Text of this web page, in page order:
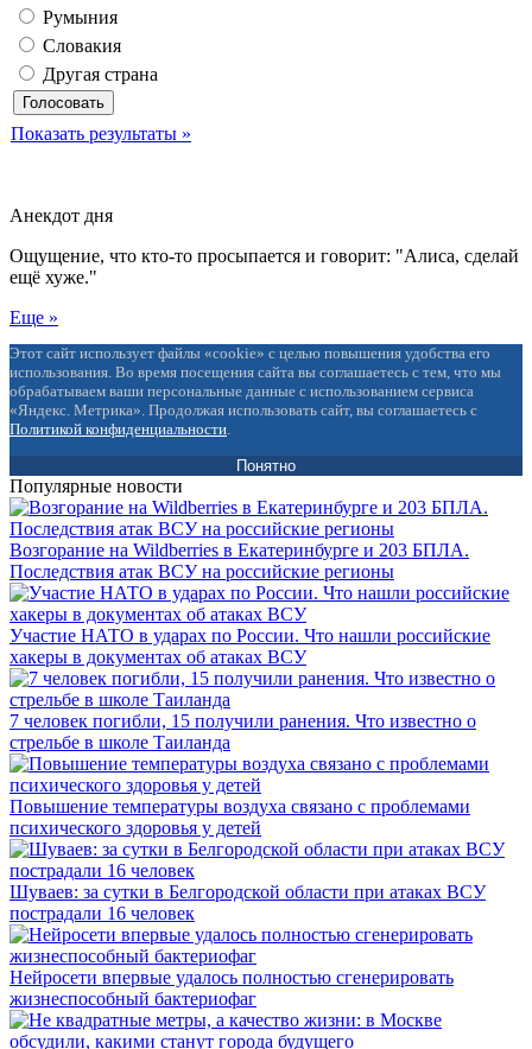
Румыния
Словакия
Другая страна
Показать результаты »
Анекдот дня
Ощущение, что кто-то просыпается и говорит: "Алиса, сделай
ещё хуже."
Еще »
Этот сайт использует файлы «cookie» с целью повышения удобства его
использования. Во время посещения сайта вы соглашаетесь с тем, что мы
обрабатываем ваши персональные данные с использованием сервиса
«Яндекс. Метрика». Продолжая использовать сайт, вы соглашаетесь с
Политикой конфиденциальности
Понятно
Популярные новости
Возгорание на Wildberries в Екатеринбурге и 203 БПЛА.
Последствия атак ВСУ на российские регионы
Участие НАТО в ударах по России. Что нашли российские
хакеры в документах об атаках ВСУ
7 человек погибли, 15 получили ранения. Что известно о
стрельбе в школе Таиланда
Повышение температуры воздуха связано с проблемами
психического здоровья у детей
Шуваев: за сутки в Белгородской области при атаках ВСУ
пострадали 16 человек
Нейросети впервые удалось полностью сгенерировать
жизнеспособный бактериофаг